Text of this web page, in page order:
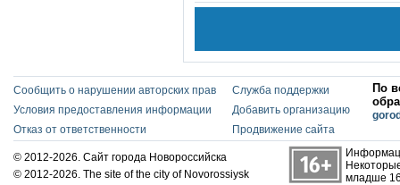
Сообщить о нарушении авторских прав
Условия предоставления информации
Отказ от ответственности
Служба поддержки
Добавить организацию
Продвижение сайта
По
© 2012-2026. Сайт города Новороссийска
© 2012-2026. The site of the city of Novorossiysk
младше